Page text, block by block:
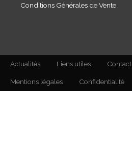
Conditions Générales de Vente
Actualités Liens utiles Contact
Mentions légales Confidentialité